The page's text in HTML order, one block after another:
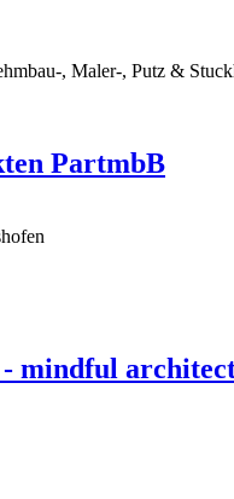
, Maler-, Putz &
PartmbB
mindful